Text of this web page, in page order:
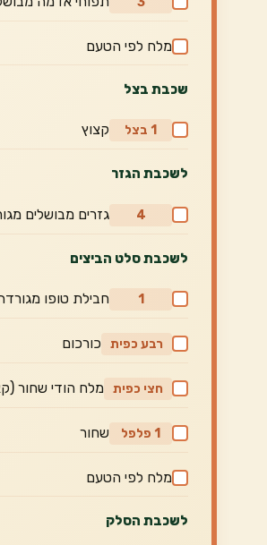
מלח לפי הטעם
שכבת בצל
1 בצל קצוץ
לשכבת הגזר
4 גזרים מבושלים
לשכבת סלט הביצים
1 חבילת טופו
רבע כפית כורכום
חצי כפית מלח הודי שחור
1 פלפל שחור
מלח לפי הטעם
לשכבת הסלק